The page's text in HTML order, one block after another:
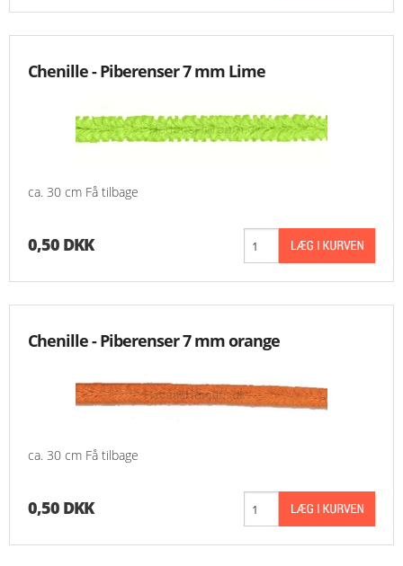
Chenille - Piberenser 7 mm Lime
ca. 30 cm Få tilbage
0,50 DKK
Chenille - Piberenser 7 mm orange
ca. 30 cm Få tilbage
0,50 DKK